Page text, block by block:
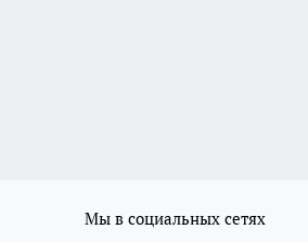
Мы в социальных сетях